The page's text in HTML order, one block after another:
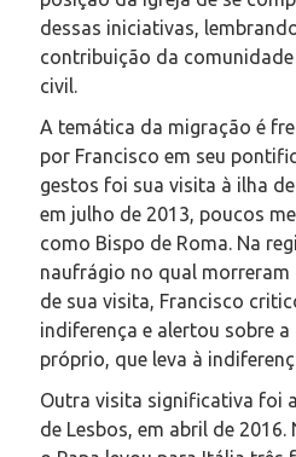
dessas iniciativas,
contribuição da
civil.
A temática da migração é
por Francisco em seu
gestos foi sua visita à ilha
em julho de 2013, poucos
como Bispo de Roma. Na
naufrágio no qual morreram
de sua visita, Francisco
indiferença e alertou sobre
próprio, que leva à
Outra visita significativa foi
de Lesbos, em abril de